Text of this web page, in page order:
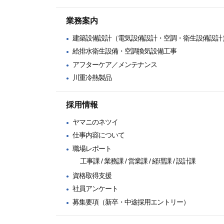
業務案内
建築設備設計（電気設備設計・空調・衛生設備設計）
給排水衛生設備・空調換気設備工事
アフターケア／メンテナンス
川重冷熱製品
採用情報
ヤマニのネツイ
仕事内容について
職場レポート
工事課/業務課/営業課/経理課/設計課
資格取得支援
社員アンケート
募集要項（新卒・中途採用エントリー）